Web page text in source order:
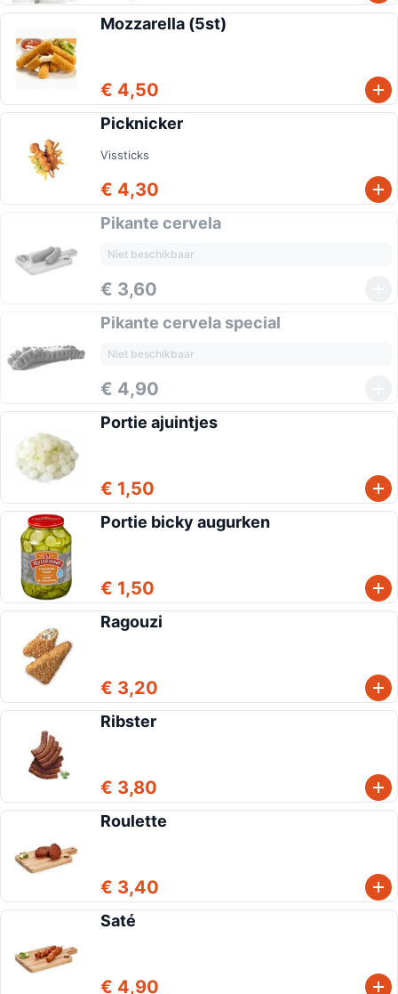
Mozzarella (5st)
€ 4,50
Picknicker
Vissticks
€ 4,30
Pikante cervela
Niet beschikbaar
€ 3,60
Pikante cervela special
Niet beschikbaar
€ 4,90
Portie ajuintjes
€ 1,50
Portie bicky augurken
€ 1,50
Ragouzi
€ 3,20
Ribster
€ 3,80
Roulette
€ 3,40
Saté
€ 4,90